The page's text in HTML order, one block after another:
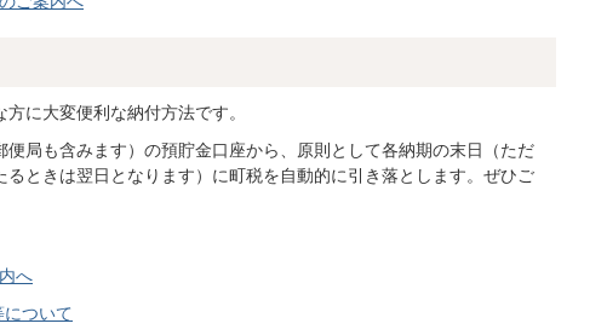
に大変便利な納付方法です。
局も含みます）の預貯金口座から、原則として各納期の末日（ただ
るときは翌日となります）に町税を自動的に引き落とします。ぜひご
へ
ついて